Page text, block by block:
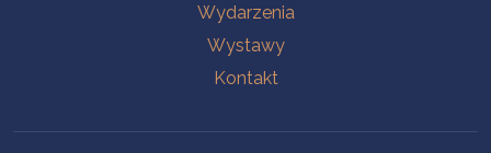
Wydarzenia
Wystawy
Kontakt